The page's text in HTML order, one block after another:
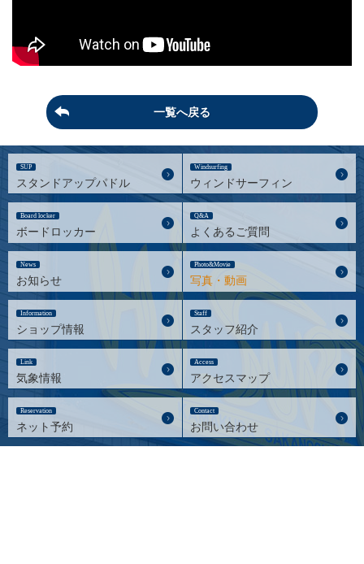
一覧へ戻る
SUP
スタンドアップパドル
Windsurfing
ウィンドサーフィン
Board locker
ボードロッカー
Q&A
よくあるご質問
News
お知らせ
Photo&Movie
写真・動画
Information
ショップ情報
Staff
スタッフ紹介
Link
気象情報
Access
アクセスマップ
Reservation
ネット予約
Contact
お問い合わせ